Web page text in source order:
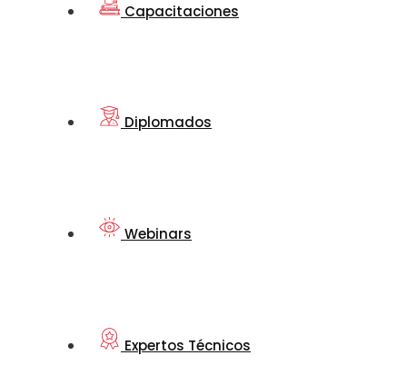
Capacitaciones
Diplomados
Webinars
Expertos Técnicos